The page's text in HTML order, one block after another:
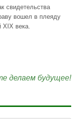
свидетельства
вошел в плеяду
XIX века.
делаем будущее!